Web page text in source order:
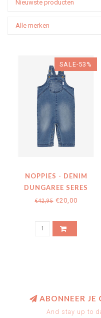
SALE-53%
NOPPIES - DENIM
DUNGAREE SERES
€42,95€20,00
ABONNEER JE
And stay up to